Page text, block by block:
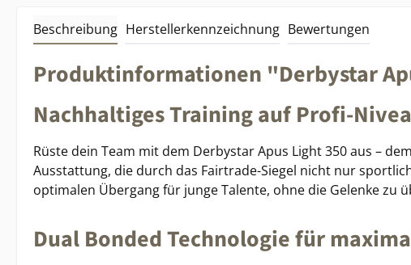
Beschreibung Herstellerkennzeichnung Bewertungen
Produktinformationen "Derbystar
Nachhaltiges Training auf Profi-
Rüste dein Team mit dem Derbystar Apus Light 350 aus –
Ausstattung, die durch das Fairtrade-Siegel nicht nur
optimalen Übergang für junge Talente, ohne die Gelenke zu
Dual Bonded Technologie für